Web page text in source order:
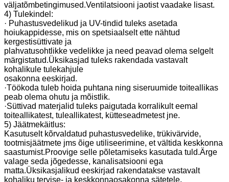
väljatõmbetingimused.Ventilatsiooni jaotist vaadake lisast.
4) Tulekindel:
· Puhastusvedelikud ja UV-tindid tuleks asetada
hoiukappidesse, mis on spetsiaalselt ette nähtud
kergestisüttivate ja
plahvatusohtlikke vedelikke ja need peavad olema selgelt
märgistatud.Üksikasjad tuleks rakendada vastavalt
kohalikule tulekahjule
osakonna eeskirjad.
·Töökoda tuleb hoida puhtana ning siseruumide toiteallikas
peab olema ohutu ja mõistlik.
·Süttivad materjalid tuleks paigutada korralikult eemal
toiteallikatest, tuleallikatest, kütteseadmetest jne.
5) Jäätmekäitlus:
Kasutuselt kõrvaldatud puhastusvedelike, trükivärvide,
tootmisjäätmete jms õige utiliseerimine, et vältida keskkonna
saastumist.Proovige selle põletamiseks kasutada tuld.Ärge
valage seda jõgedesse, kanalisatsiooni ega
matta.Üksikasjalikud eeskirjad rakendatakse vastavalt
kohaliku tervise- ja keskkonnaosakonna sätetele.